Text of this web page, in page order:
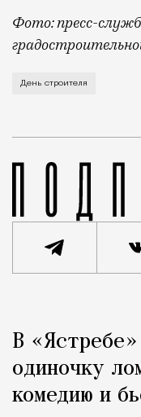
Фото: пресс-
В этом году
День строителя
Город
В
одиночку
комедию и